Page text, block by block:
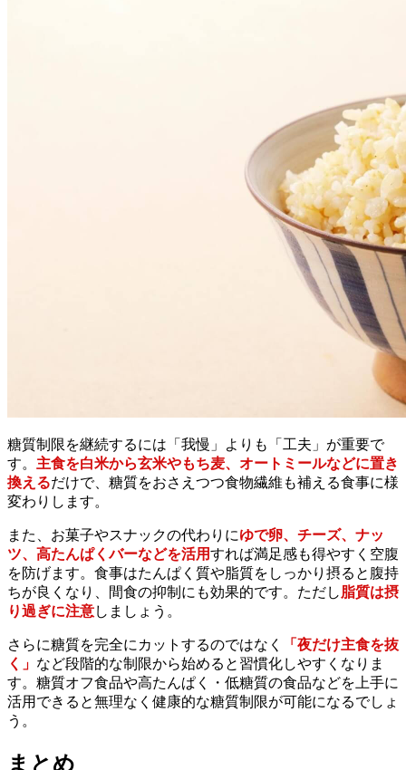
糖質制限を継続するには「我慢」よりも「工夫」が重要で
す。 主食を白米から玄米やもち麦、オートミールなどに置き
換えるだけで、糖質をおさえつつ食物繊維も補える食事に様
変わりします。
また、お菓子やスナックの代わりにゆで卵、チーズ、ナッ
ツ、高たんぱくバーなどを活用すれば満足感も得やすく空腹
を防げます。食事はたんぱく質や脂質をしっかり摂ると腹持
ちが良くなり、間食の抑制にも効果的です。ただし脂質は摂
り過ぎに注意しましょう。
さらに糖質を完全にカットするのではなく
「夜だけ主食を抜
く」 など段階的な制限から始めると習慣化しやすくなりま
す。糖質オフ食品や高たんぱく・低糖質の食品などを上手に
活用できると無理なく健康的な糖質制限が可能になるでしょ
う。
まとめ